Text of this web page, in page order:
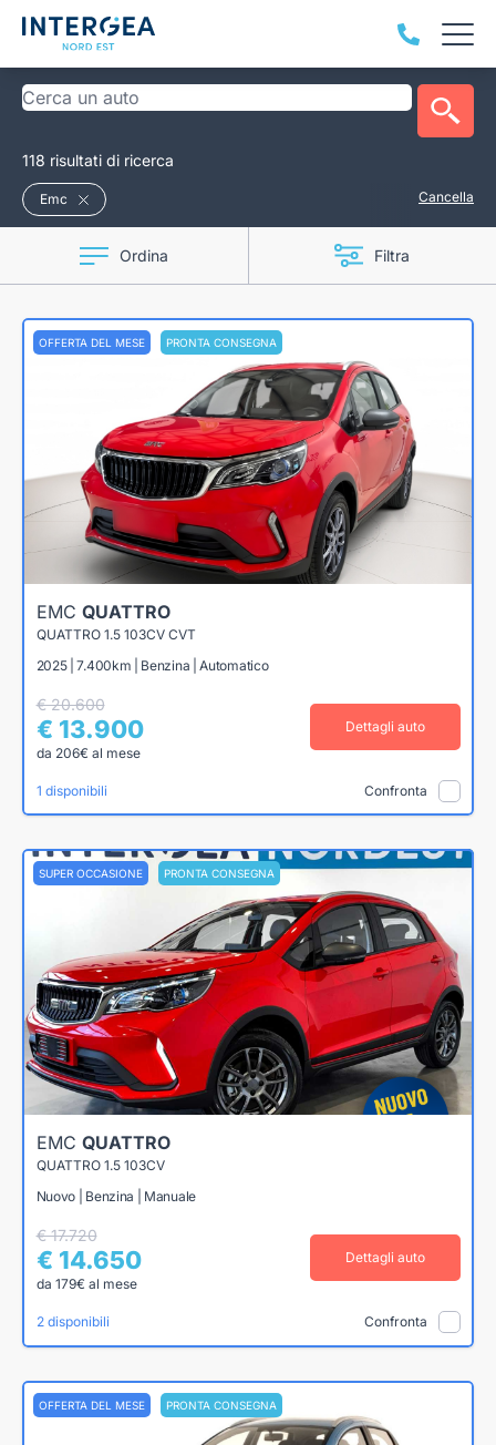
118 risultati di ricerca
Emc Cancella
Ordina Filtra
OFFERTA DEL MESE PRONTA CONSEGNA
EMC QUATTRO
QUATTRO 1.5 103CV CVT
2025 | 7.400km | Benzina | Automatico
€ 20.600
€ 13.900
da 206€ al mese
Dettagli auto
1 disponibili Confronta
SUPER OCCASIONE PRONTA CONSEGNA
EMC QUATTRO
QUATTRO 1.5 103CV
Nuovo | Benzina | Manuale
€ 17.720
€ 14.650
da 179€ al mese
Dettagli auto
2 disponibili Confronta
OFFERTA DEL MESE PRONTA CONSEGNA